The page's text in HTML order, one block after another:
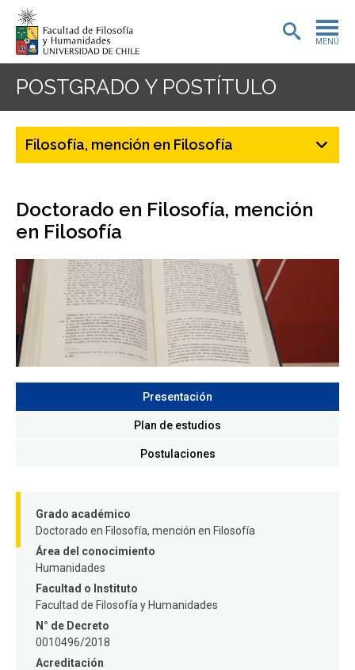
MENÚ
PORTADA
PREGRADO
EXTENSIÓN
BIBLIOTECA
DEPARTAMENTOS
FACULTAD
POSTGRADO Y POSTÍTULO
Filosofía, mención en Filosofía
Doctorado en Filosofía, mención
en Filosofía
Presentación
Plan de estudios
Postulaciones
Grado académico
Doctorado en Filosofía, mención en Filosofía
Área del conocimiento
Humanidades
Facultad o Instituto
Facultad de Filosofía y Humanidades
N° de Decreto
0010496/2018
Acreditación